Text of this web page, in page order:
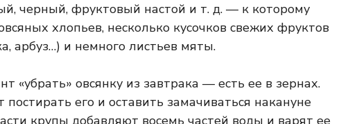
черный, фруктовый настой и т. д. — к которому
хлопьев, несколько кусочков свежих фруктов
арбуз…) и немного листьев мяты.
«убрать» овсянку из завтрака — есть ее в зернах.
его и оставить замачиваться накануне